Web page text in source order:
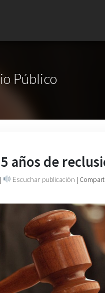
Público
años de
| Escuchar publicación |